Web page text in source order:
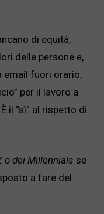
di equità,
delle persone e,
email fuori orario,
per il lavoro a
È il “sì” al rispetto di
o dei Millennials se
a fare del